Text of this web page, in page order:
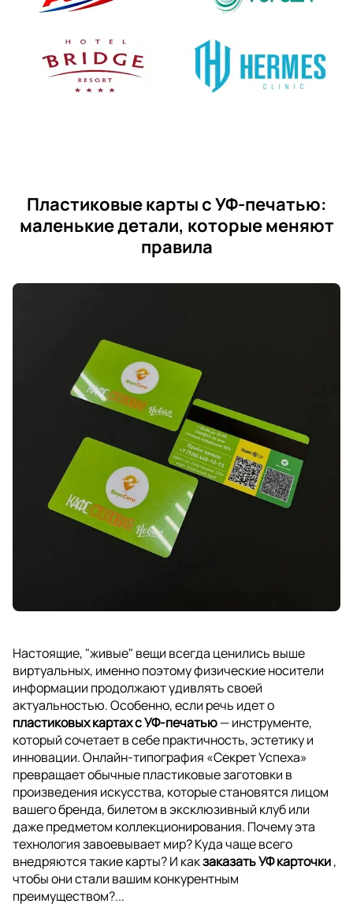
Пластиковые карты с УФ-печатью:
маленькие детали, которые меняют
правила
Настоящие, "живые" вещи всегда ценились выше
виртуальных, именно поэтому физические носители
информации продолжают удивлять своей
актуальностью. Особенно, если речь идет о
пластиковых картах с УФ-печатью— инструменте,
который сочетает в себе практичность, эстетику и
инновации. Онлайн-типография «Секрет Успеха»
превращает обычные пластиковые заготовки в
произведения искусства, которые становятся лицом
вашего бренда, билетом в эксклюзивный клуб или
даже предметом коллекционирования. Почему эта
технология завоевывает мир? Куда чаще всего
внедряются такие карты? И какзаказать УФ карточки,
чтобы они стали вашим конкурентным
преимуществом?...